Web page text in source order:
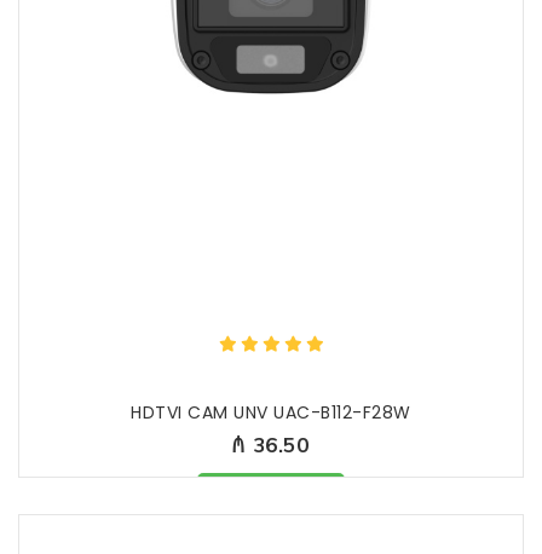
HDTVI CAM UNV UAC-B112-F28W
₼ 36.50
Məhsul mövcuddur